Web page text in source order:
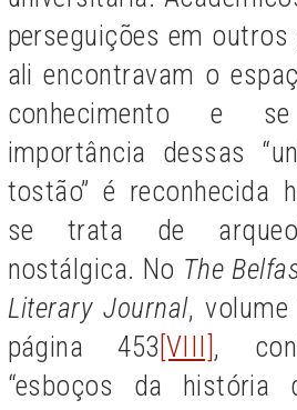
perseguições em
ali encontravam o
conhecimento e
importância dessas
tostão” é reconhecida
se trata de
nostálgica. No The
Literary Journal,
página 453[VIII],
“esboços da história